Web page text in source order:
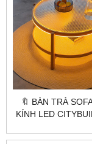
🔖 BÀN TRÀ
KÍNH LED
PHONG CÁCH